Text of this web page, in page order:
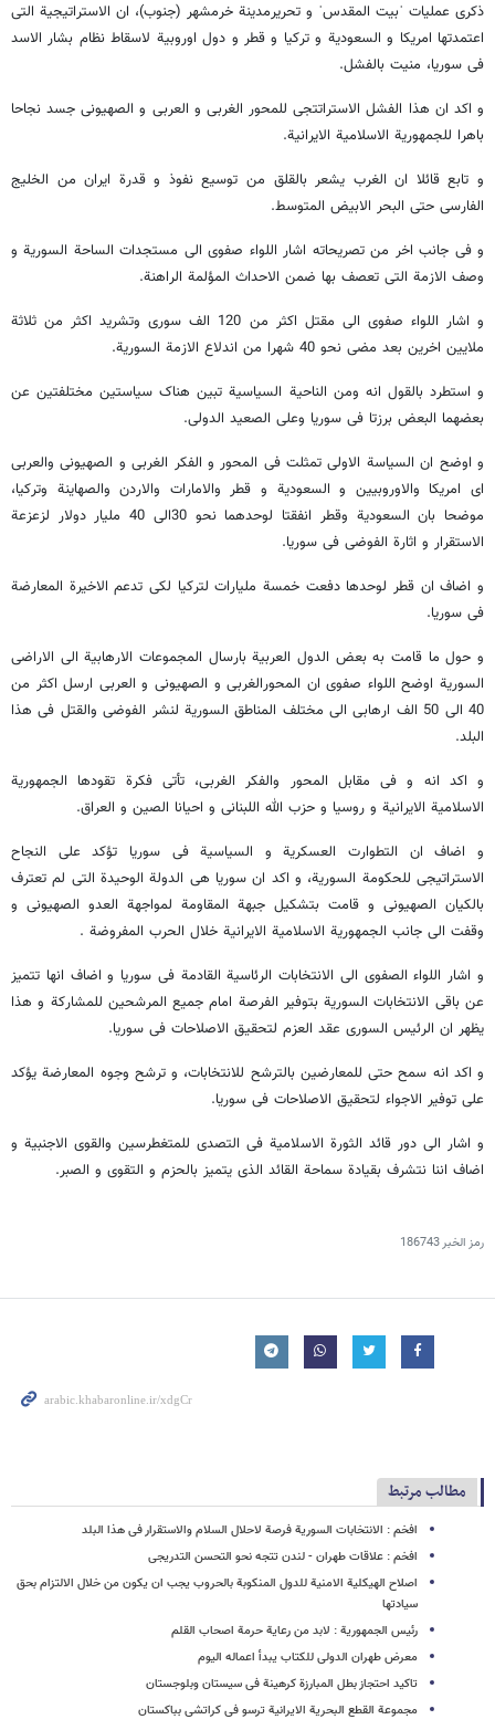
ذکری عملیات ˈبیت المقدسˈ و تحریرمدینة خرمشهر (جنوب)، ان الاستراتیجیة التی
اعتمدتها امریکا و السعودیة و ترکیا و قطر و دول اوروبیة لاسقاط نظام بشار الاسد
فی سوریا، منیت بالفشل.
و اکد ان هذا الفشل الاستراتتجی للمحور الغربی و العربی و الصهیونی جسد نجاحا
باهرا للجمهوریة الاسلامیة الایرانیة.
و تابع قائلا ان الغرب یشعر بالقلق من توسیع نفوذ و قدرة ایران من الخلیج
الفارسی حتی البحر الابیض المتوسط.
و فی جانب اخر من تصریحاته اشار اللواء صفوی الی مستجدات الساحة السوریة و
وصف الازمة التی تعصف بها ضمن الاحداث المؤلمة الراهنة.
و اشار اللواء صفوی الی مقتل اکثر من 120 الف سوری وتشرید اکثر من ثلاثة
ملایین اخرین بعد مضی نحو 40 شهرا من اندلاع الازمة السوریة.
و استطرد بالقول انه ومن الناحیة السیاسیة تبین هناک سیاستین مختلفتین عن
بعضهما البعض برزتا فی سوریا وعلی الصعید الدولی.
و اوضح ان السیاسة الاولی تمثلت فی المحور و الفکر الغربی و الصهیونی والعربی
ای امریکا والاوروبیین و السعودیة و قطر والامارات والاردن والصهاینة وترکیا،
موضحا بان السعودیة وقطر انفقتا لوحدهما نحو 30الی 40 ملیار دولار لزعزعة
الاستقرار و اثارة الفوضی فی سوریا.
و اضاف ان قطر لوحدها دفعت خمسة ملیارات لترکیا لکی تدعم الاخیرة المعارضة
فی سوریا.
و حول ما قامت به بعض الدول العربیة بارسال المجموعات الارهابیة الی الاراضی
السوریة اوضح اللواء صفوی ان المحورالغربی و الصهیونی و العربی ارسل اکثر من
40 الی 50 الف ارهابی الی مختلف المناطق السوریة لنشر الفوضی والقتل فی هذا
البلد.
و اکد انه و فی مقابل المحور والفکر الغربی، تأتی فکرة تقودها الجمهوریة
الاسلامیة الایرانیة و روسیا و حزب الله اللبنانی و احیانا الصین و العراق.
و اضاف ان التطوارت العسکریة و السیاسیة فی سوریا تؤکد علی النجاح
الاستراتیجی للحکومة السوریة، و اکد ان سوریا هی الدولة الوحیدة التی لم تعترف
بالکیان الصهیونی و قامت بتشکیل جبهة المقاومة لمواجهة العدو الصهیونی و
وقفت الی جانب الجمهوریة الاسلامیة الایرانیة خلال الحرب المفروضة .
و اشار اللواء الصفوی الی الانتخابات الرئاسیة القادمة فی سوریا و اضاف انها تتمیز
عن باقی الانتخابات السوریة بتوفیر الفرصة امام جمیع المرشحین للمشارکة و هذا
یظهر ان الرئیس السوری عقد العزم لتحقیق الاصلاحات فی سوریا.
و اکد انه سمح حتی للمعارضین بالترشح للانتخابات، و ترشح وجوه المعارضة یؤکد
علی توفیر الاجواء لتحقیق الاصلاحات فی سوریا.
و اشار الی دور قائد الثورة الاسلامیة فی التصدی للمتغطرسین والقوی الاجنبیة و
اضاف اننا نتشرف بقیادة سماحة القائد الذی یتمیز بالحزم و التقوی و الصبر.
رمز الخبر186743
مطالب مرتبط
افخم : الانتخابات السوریة فرصة لاحلال السلام والاستقرار فی هذا البلد
افخم : علاقات طهران - لندن تتجه نحو التحسن التدریجی
اصلاح الهیکلیة الامنیة للدول المنکوبة بالحروب یجب ان یکون من خلال الالتزام بحق
سیادتها
رئیس الجمهوریة : لابد من رعایة حرمة اصحاب القلم
معرض طهران الدولی للکتاب یبدأ اعماله الیوم
تاکید احتجاز بطل المبارزة کرهینة فی سیستان وبلوجستان
مجموعة القطع البحریة الایرانیة ترسو فی کراتشی بباکستان